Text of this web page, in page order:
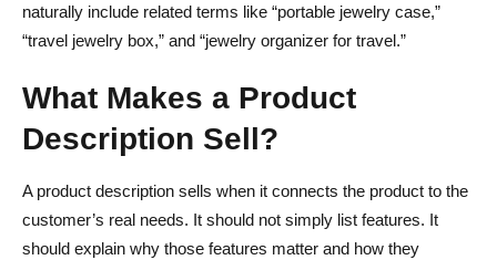
naturally include related terms like “portable jewelry case,”
“travel jewelry box,” and “jewelry organizer for travel.”
What Makes a Product
Description Sell?
A product description sells when it connects the product to the
customer’s real needs. It should not simply list features. It
should explain why those features matter and how they